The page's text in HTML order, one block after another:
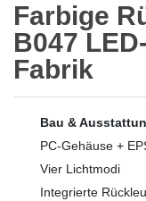
Farbige
B047
Fabrik
Bau &
PC-Gehäuse +
Vier Lichtmodi
Integrierte